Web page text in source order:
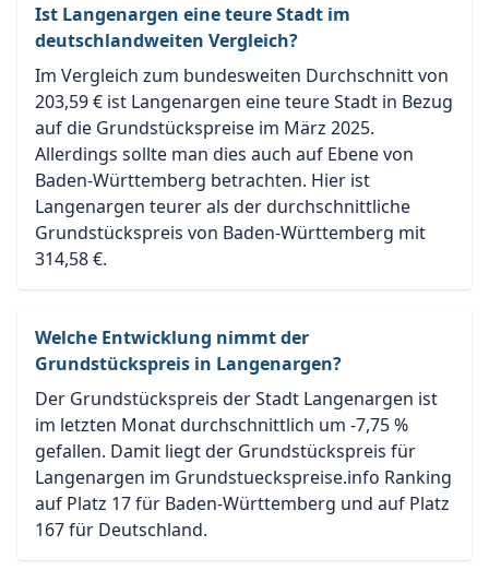
Ist Langenargen eine teure Stadt im
deutschlandweiten Vergleich?
Im Vergleich zum bundesweiten Durchschnitt von
203,59 € ist Langenargen eine teure Stadt in Bezug
auf die Grundstückspreise im März 2025.
Allerdings sollte man dies auch auf Ebene von
Baden-Württemberg betrachten. Hier ist
Langenargen teurer als der durchschnittliche
Grundstückspreis von Baden-Württemberg mit
314,58 €.
Welche Entwicklung nimmt der
Grundstückspreis in Langenargen?
Der Grundstückspreis der Stadt Langenargen ist
im letzten Monat durchschnittlich um -7,75 %
gefallen. Damit liegt der Grundstückspreis für
Langenargen im Grundstueckspreise.info Ranking
auf Platz 17 für Baden-Württemberg und auf Platz
167 für Deutschland.